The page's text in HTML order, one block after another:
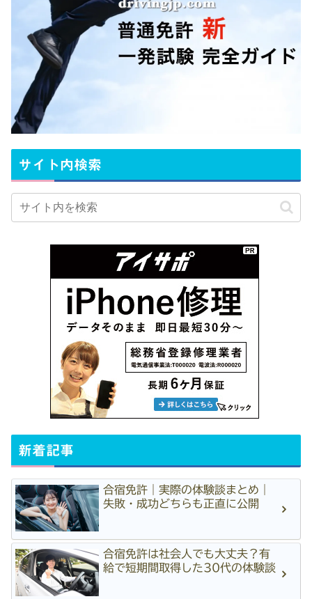
サイト内検索
新着記事
合宿免許｜実際の体験談まとめ｜
失敗・成功どちらも正直に公開
合宿免許は社会人でも大丈夫？有
給で短期間取得した30代の体験談